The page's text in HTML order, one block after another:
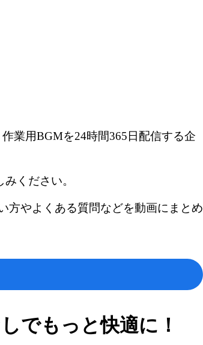
業用BGMを24時間365日配信する企
ください。
方やよくある質問などを動画にまとめ
でもっと快適に！